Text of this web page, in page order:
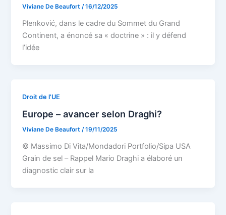
Viviane De Beaufort/16/12/2025
Plenković, dans le cadre du Sommet du Grand
Continent, a énoncé sa « doctrine » : il y défend
l’idée
Droit de l'UE
Europe – avancer selon Draghi?
Viviane De Beaufort/19/11/2025
© Massimo Di Vita/Mondadori Portfolio/Sipa USA
Grain de sel – Rappel Mario Draghi a élaboré un
diagnostic clair sur la